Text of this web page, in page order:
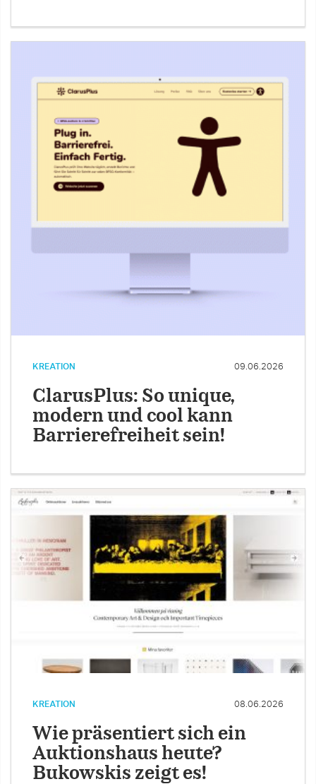
KREATION 09.06.2026
ClarusPlus: So unique,
modern und cool kann
Barrierefreiheit sein!
KREATION 08.06.2026
Wie präsentiert sich ein
Auktionshaus heute?
Bukowskis zeigt es!